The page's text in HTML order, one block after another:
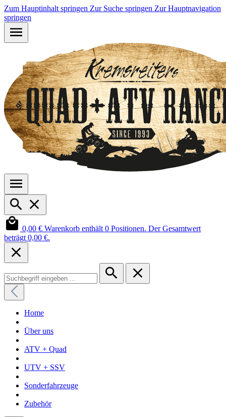
Zum Hauptinhalt springen Zur Suche springen Zur Hauptnavigation
springen
0,00 € Warenkorb enthält 0 Positionen. Der Gesamtwert
beträgt 0,00 €.
Home
Über uns
ATV + Quad
UTV + SSV
Sonderfahrzeuge
Zubehör